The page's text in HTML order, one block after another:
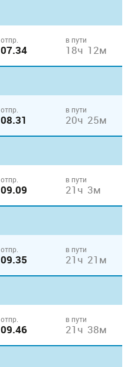
отпр.
07.34
в пути
18ч 12м
отпр.
08.31
в пути
20ч 25м
отпр.
09.09
в пути
21ч 3м
отпр.
09.35
в пути
21ч 21м
отпр.
09.46
в пути
21ч 38м